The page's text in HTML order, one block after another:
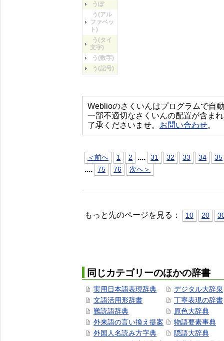
うぽ
う(アル
ファベッ
ト)
う(タイ
文字)
う(数字)
う(記号)
Weblioのさくいんはプログラムで自
一部不適切なさくいんの配置が含ま
了承くださいませ。 お問い合わせ。
＜前へ 1 2 .... 31 32 33 34 35
.... 75 76 次へ＞
もっと先のページを見る： 10 20
同じカテゴリーのほかの辞書
実用日本語表現辞典
文語活用形辞書
難読語辞典
外来語の言い換え提案
外国人名読み方字典
デジタル大辞泉
丁寧表現の辞書
原色大辞典
物語要素事典
隠語大辞典